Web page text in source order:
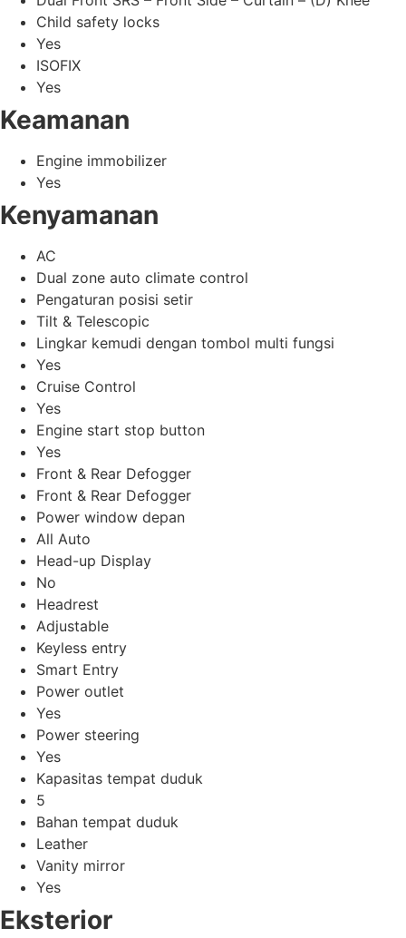
Child safety locks
Yes
ISOFIX
Yes
Keamanan
Engine immobilizer
Yes
Kenyamanan
AC
Dual zone auto climate control
Pengaturan posisi setir
Tilt & Telescopic
Lingkar kemudi dengan tombol multi fungsi
Yes
Cruise Control
Yes
Engine start stop button
Yes
Front & Rear Defogger
Front & Rear Defogger
Power window depan
All Auto
Head-up Display
No
Headrest
Adjustable
Keyless entry
Smart Entry
Power outlet
Yes
Power steering
Yes
Kapasitas tempat duduk
5
Bahan tempat duduk
Leather
Vanity mirror
Yes
Eksterior